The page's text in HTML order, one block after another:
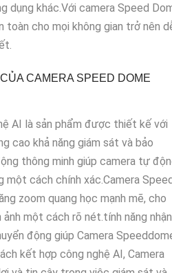
dụng khác.Với camera Speed
toàn cho mọi không gian trở nên
CAMERA SPEED DOME
AI là sản phẩm được thiết kế với
cao khả năng giám sát và bảo
thông minh giúp camera tự
cách chính xác.Camera
zoom quang học mạnh mẽ, cho
một cách rõ nét.tính năng nhận
động giúp Camera
kết hợp công nghệ AI, Camera